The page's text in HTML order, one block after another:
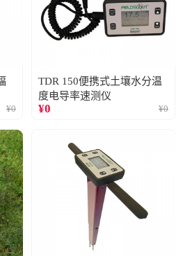
¥0
TDR 150便携式土壤水分温
度电导率速测仪
¥0 ¥0